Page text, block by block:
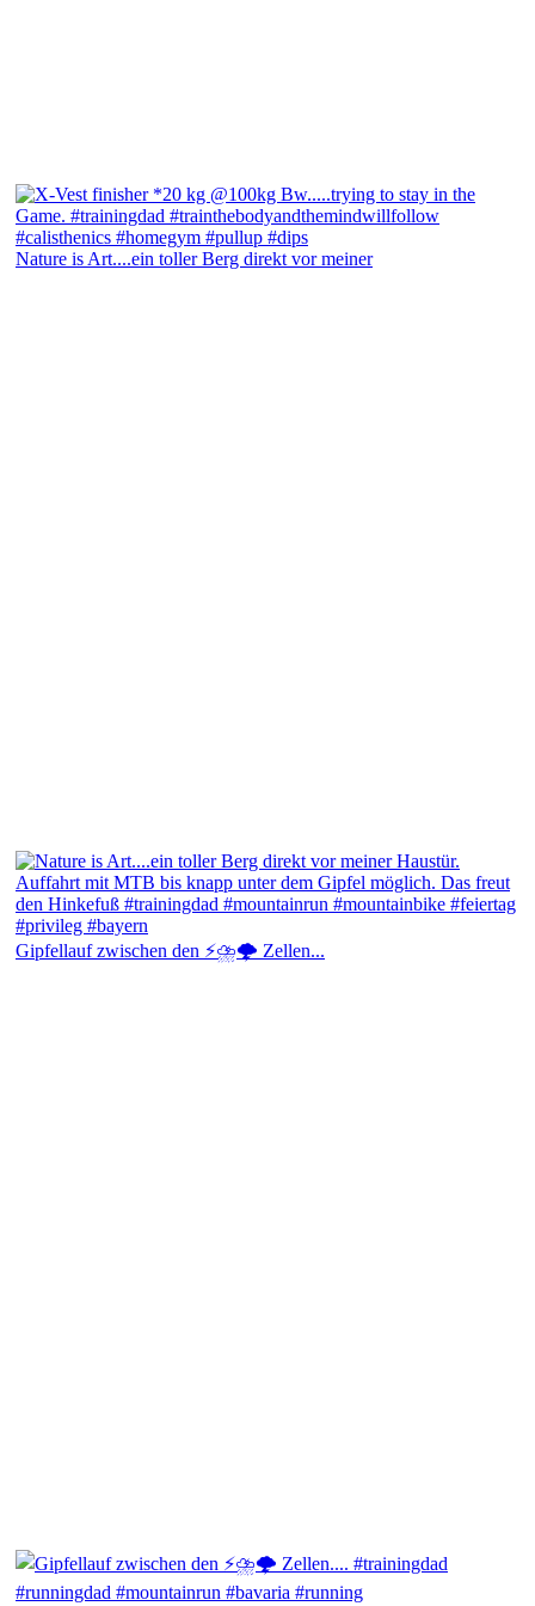
Nature is Art....ein toller Berg direkt vor meiner
Gipfellauf zwischen den ⚡⛈️🌩️ Zellen...